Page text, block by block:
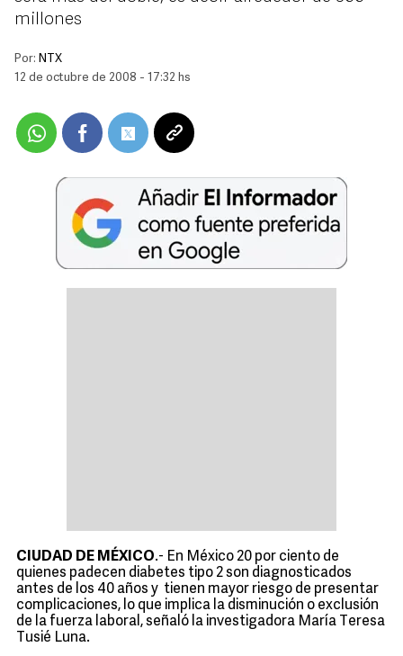
millones
Por: NTX
12 de octubre de 2008 - 17:32 hs
CIUDAD DE MÉXICO.- En México 20 por ciento de
quienes padecen diabetes tipo 2 son diagnosticados
antes de los 40 años y tienen mayor riesgo de presentar
complicaciones, lo que implica la disminución o exclusión
de la fuerza laboral, señaló la investigadora María Teresa
Tusié Luna.